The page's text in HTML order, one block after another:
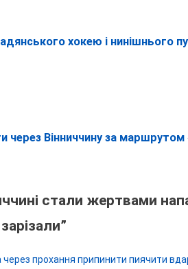
хокею і нинішнього
через Вінниччину за
стали жертвами
”
через прохання припинити пиячити